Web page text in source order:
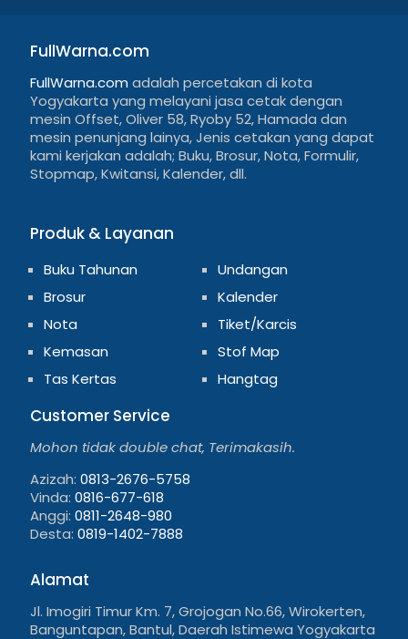
FullWarna.com
FullWarna.com adalah percetakan di kota
Yogyakarta yang melayani jasa cetak dengan
mesin Offset, Oliver 58, Ryoby 52, Hamada dan
mesin penunjang lainya, Jenis cetakan yang dapat
kami kerjakan adalah; Buku, Brosur, Nota, Formulir,
Stopmap, Kwitansi, Kalender, dll.
Produk & Layanan
Buku Tahunan
Brosur
Nota
Kemasan
Tas Kertas
Undangan
Kalender
Tiket/Karcis
Stof Map
Hangtag
Customer Service
Mohon tidak double chat, Terimakasih.
Azizah: 0813-2676-5758
Vinda: 0816-677-618
Anggi: 0811-2648-980
Desta: 0819-1402-7888
Alamat
Jl. Imogiri Timur Km. 7, Grojogan No.66, Wirokerten,
Banguntapan, Bantul, Daerah Istimewa Yogyakarta